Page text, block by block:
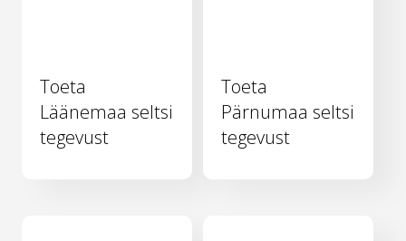
Toeta
Läänemaa seltsi
tegevust
Toeta
Pärnumaa seltsi
tegevust